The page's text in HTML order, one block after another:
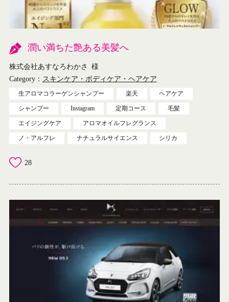
潤い満ちた艶ある美髪へ
株式会社あすなろわかさ
様
Category： スキンケア・ボディケア・ヘアケア
生アロマコラーゲンシャンプー 楽天 ヘアケア
シャンプー Instagram 定期コース 毛髪
エイジングケア アロマオイルフレグランス
ノ・アルフレ ナチュラルサイエンス シリカ
28